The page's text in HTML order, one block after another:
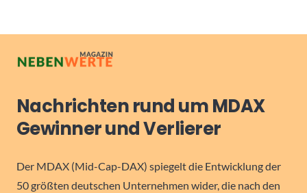
Nachrichten rund um MDAX
Gewinner und Verlierer
Der MDAX (Mid-Cap-DAX) spiegelt die Entwicklung der
50 größten deutschen Unternehmen wider, die nach den